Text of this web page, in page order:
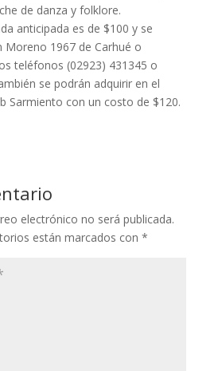
de danza y folklore.
anticipada es de $100 y se
Moreno 1967 de Carhué o
teléfonos (02923) 431345 o
se podrán adquirir en el
Sarmiento con un costo de $120.
electrónico no será publicada.
están marcados con *